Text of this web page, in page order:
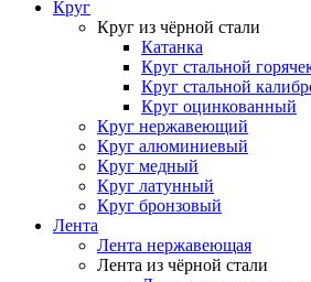
Круг
Круг из чёрной стали
Катанка
Круг стальной
Круг стальной
Круг оцинкованный
Круг нержавеющий
Круг алюминиевый
Круг медный
Круг латунный
Круг бронзовый
Лента
Лента нержавеющая
Лента из чёрной стали